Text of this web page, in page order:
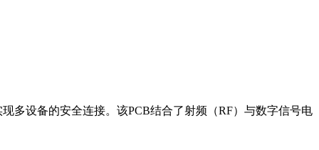
多设备的安全连接。该PCB结合了射频（RF）与数字信号电